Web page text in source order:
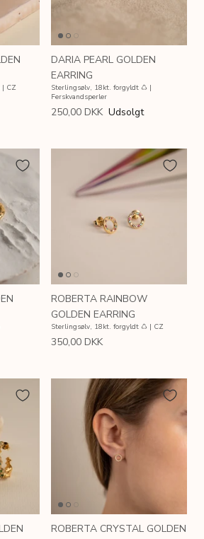
LINK GOLDEN CHAIN
DKK
CZ
DARIA PEARL GOLDEN
EARRING
Sterlingsølv, 18kt. forgyldt ♺ |
Ferskvandsperler
250,00 DKK Udsolgt
ROBERTA RAINBOW
GOLDEN EARRING
Sterlingsølv, 18kt. forgyldt ♺ | CZ
350,00 DKK
ROBERTA CRYSTAL GOLDEN